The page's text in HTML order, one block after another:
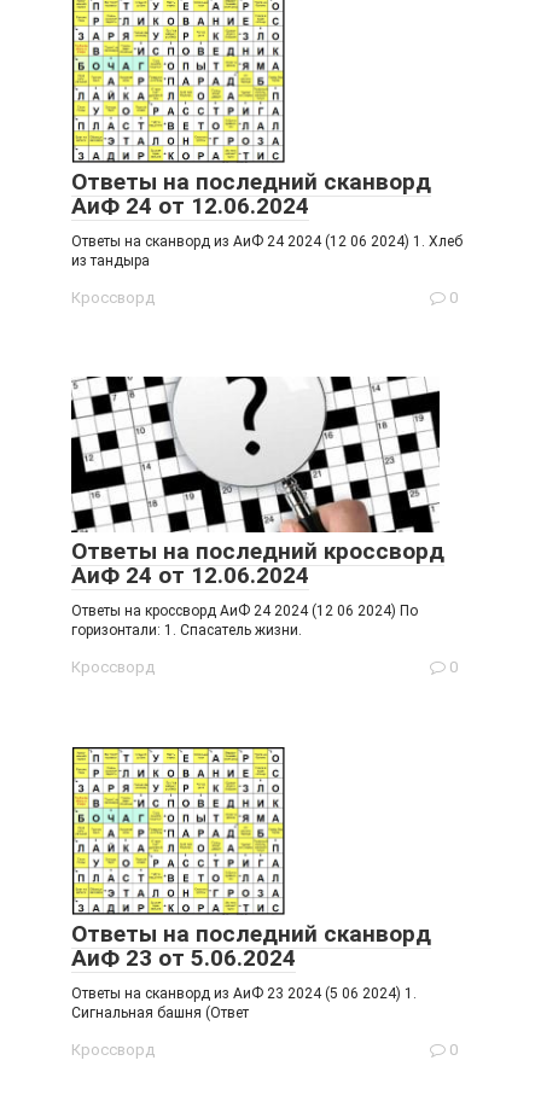
Ответы на последний сканворд
АиФ 24 от 12.06.2024
Ответы на сканворд из АиФ 24 2024 (12 06 2024) 1. Хлеб
из тандыра
Кроссворд 0
Ответы на последний кроссворд
АиФ 24 от 12.06.2024
Ответы на кроссворд АиФ 24 2024 (12 06 2024) По
горизонтали: 1. Спасатель жизни.
Кроссворд 0
Ответы на последний сканворд
АиФ 23 от 5.06.2024
Ответы на сканворд из АиФ 23 2024 (5 06 2024) 1.
Сигнальная башня (Ответ
Кроссворд 0